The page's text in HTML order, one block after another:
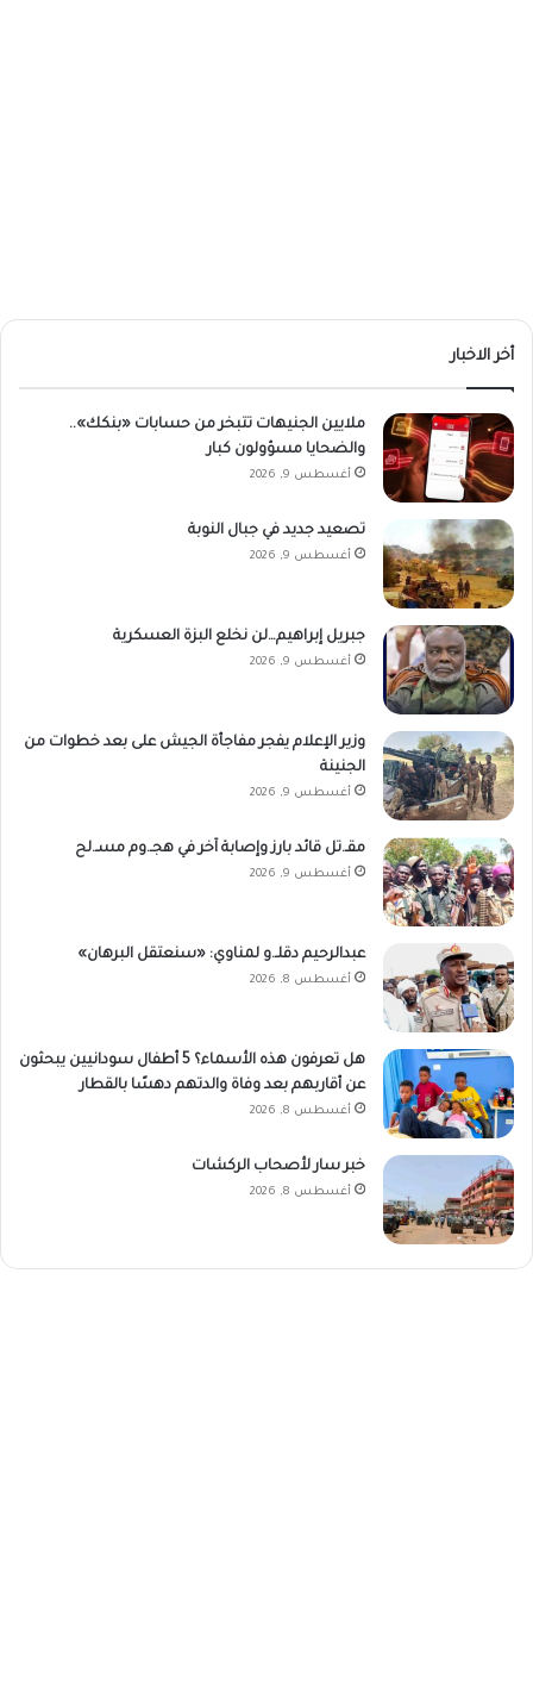
أخر الاخبار
ملايين الجنيهات تتبخر من حسابات «بنكك»..
والضحايا مسؤولون كبار
أغسطس 9, 2026
تصعيد جديد في جبال النوبة
أغسطس 9, 2026
جبريل إبراهيم…لن نخلع البزة العسكرية
أغسطس 9, 2026
وزير الإعلام يفجر مفاجأة الجيش على بعد خطوات من
الجنينة
أغسطس 9, 2026
مقـ.تل قائد بارز وإصابة آخر في هجـ.وم مسـ.لح
أغسطس 9, 2026
عبدالرحيم دقلـ.و لمناوي: «سنعتقل البرهان»
أغسطس 8, 2026
هل تعرفون هذه الأسماء؟ 5 أطفال سودانيين يبحثون
عن أقاربهم بعد وفاة والدتهم دهسًا بالقطار
أغسطس 8, 2026
خبر سار لأصحاب الركشات
أغسطس 8, 2026